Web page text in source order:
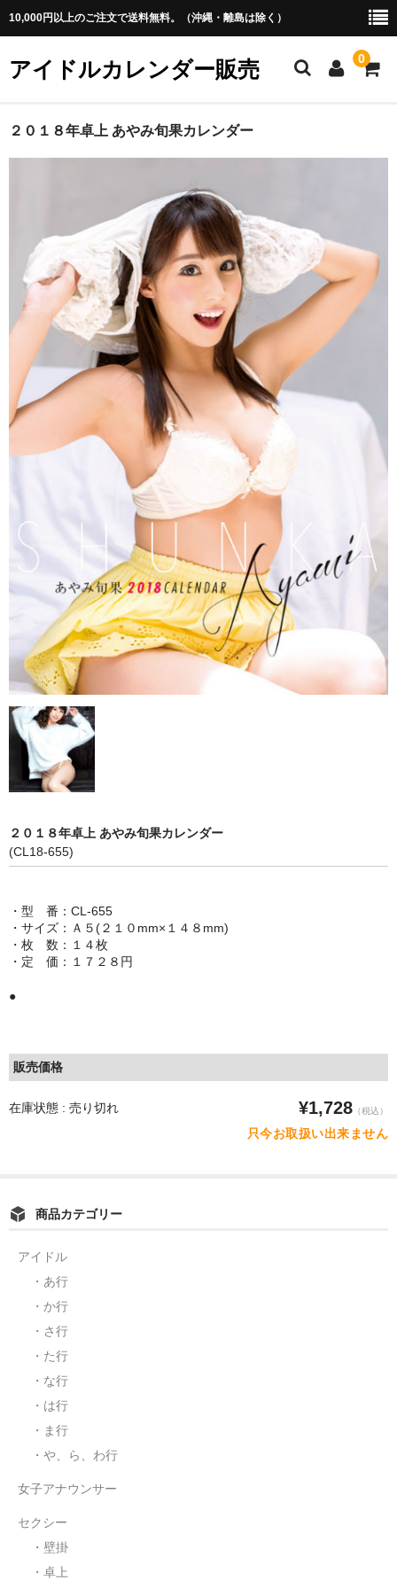
10,000円以上のご注文で送料無料。（沖縄・離島は除く）
アイドルカレンダー販売 0
ホーム
・か行
・さ行
・た行
・な行
・は行
・や、ら、わ行
・卓上
売り切れ情報
お支払い・配送
会社概要
お問い合わせ
２０１８年卓上 あやみ旬果カレンダー
２０１８年卓上 あやみ旬果カレンダー
(CL18-655)
・型 番：CL-655
・サイズ：Ａ５(２１０mm×１４８mm)
・枚 数：１４枚
・定 価：１７２８円
●
販売価格
在庫状態 : 売り切れ ¥1,728 （税込）
只今お取扱い出来ません
商品カテゴリー
アイドル
・あ行
・か行
・さ行
・た行
・な行
・は行
・ま行
・や、ら、わ行
女子アナウンサー
セクシー
・壁掛
・卓上